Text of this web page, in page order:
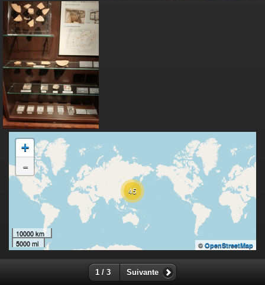
45
+
-
10000 km
5000 mi
© OpenStreetMap
1 / 3 Suivante